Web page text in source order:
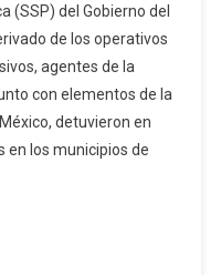
Hechos
Distintos,
Estatal
(SSP) del Gobierno del
de los operativos
agentes de la
con elementos de la
detuvieron en
en los municipios de